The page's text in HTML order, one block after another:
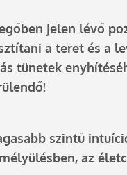
jelen lévő
a teret és a
tünetek
szintű
az